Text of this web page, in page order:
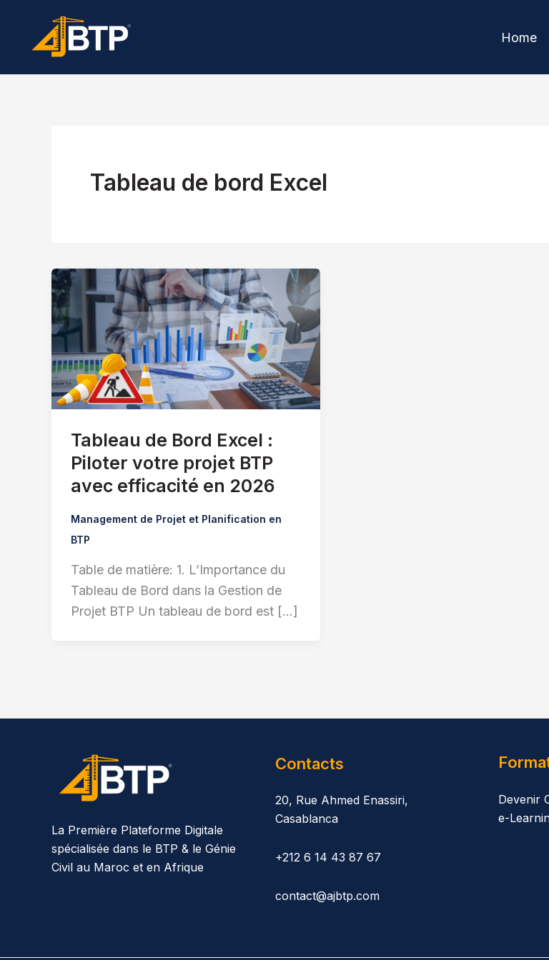
contenu
Home
Tableau de bord Excel
Tableau de Bord Excel :
Piloter votre projet BTP
avec efficacité en 2026
Management de Projet et Planification en
BTP
Table de matière: 1. L’Importance du
Tableau de Bord dans la Gestion de
Projet BTP Un tableau de bord est […]
La Première Plateforme Digitale
spécialisée dans le BTP & le Génie
Civil au Maroc et en Afrique
Contacts
20, Rue Ahmed Enassiri,
Casablanca
+212 6 14 43 87 67
contact@ajbtp.com
Devenir
e-